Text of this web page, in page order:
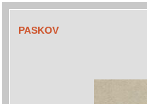
PASKOV